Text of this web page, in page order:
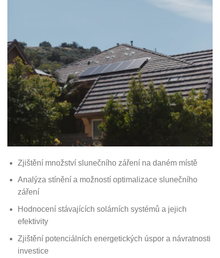
Zjištění množství slunečního záření na daném místě
Analýza stínění a možností optimalizace slunečního
záření
Hodnocení stávajících solárních systémů a jejich
efektivity
Zjištění potenciálních energetických úspor a návratnosti
investice